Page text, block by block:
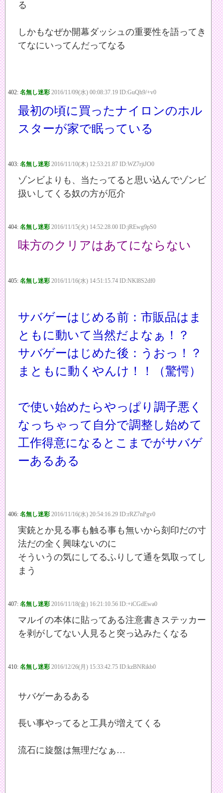
る
しかもなぜか開幕ダッシュの重要性を語ってき
てなにいってんだってなる
402: 名無し迷彩 2016/11/09(水) 00:08:37.19 ID:GuQh9/+v0
最初の頃に買ったナイロンのホル
スターが家で眠っている
403: 名無し迷彩 2016/11/10(木) 12:53:21.87 ID:WZ7rjiJO0
ゾンビよりも、当たってると思い込んでゾンビ
扱いしてくる奴の方が厄介
404: 名無し迷彩 2016/11/15(火) 14:52:28.00 ID:jREwg9pS0
味方のクリアはあてにならない
405: 名無し迷彩 2016/11/16(水) 14:51:15.74 ID:NKl8S2df0
サバゲーはじめる前：市販品はま
ともに動いて当然だよなぁ！？
サバゲーはじめた後：うおっ！？
まともに動くやんけ！！（驚愕）
で使い始めたらやっぱり調子悪く
なっちゃって自分で調整し始めて
工作得意になるとこまでがサバゲ
ーあるある
406: 名無し迷彩 2016/11/16(水) 20:54:16.29 ID:rRZ7nPgv0
実銃とか見る事も触る事も無いから刻印だの寸
法だの全く興味ないのに
そういうの気にしてるふりして通を気取ってし
まう
407: 名無し迷彩 2016/11/18(金) 16:21:10.56 ID:+iCGdEwa0
マルイの本体に貼ってある注意書きステッカー
を剥がしてない人見ると突っ込みたくなる
410: 名無し迷彩 2016/12/26(月) 15:33:42.75 ID:kzBNRikb0
サバゲーあるある
長い事やってると工具が増えてくる
流石に旋盤は無理だなぁ…